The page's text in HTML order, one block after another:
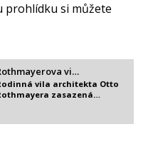
prohlídku si můžete
vi…
vila architekta Otto
zasazená…